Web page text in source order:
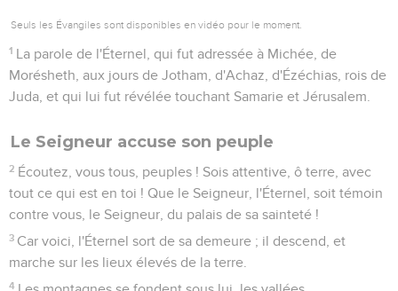
Seuls les Évangiles sont disponibles en vidéo pour le moment.
1 La parole de l'Éternel, qui fut adressée à Michée, de
Morésheth, aux jours de Jotham, d'Achaz, d'Ézéchias, rois de
Juda, et qui lui fut révélée touchant Samarie et Jérusalem.
Le Seigneur accuse son peuple
2 Écoutez, vous tous, peuples ! Sois attentive, ô terre, avec
tout ce qui est en toi ! Que le Seigneur, l'Éternel, soit témoin
contre vous, le Seigneur, du palais de sa sainteté !
3 Car voici, l'Éternel sort de sa demeure ; il descend, et
marche sur les lieux élevés de la terre.
4